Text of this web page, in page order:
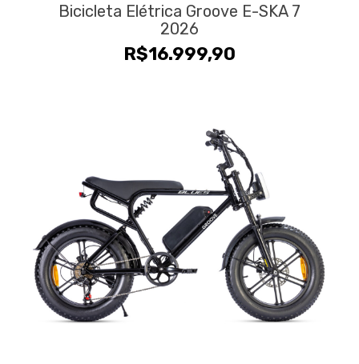
Bicicleta Elétrica Groove E-SKA 7
2026
R$16.999,90